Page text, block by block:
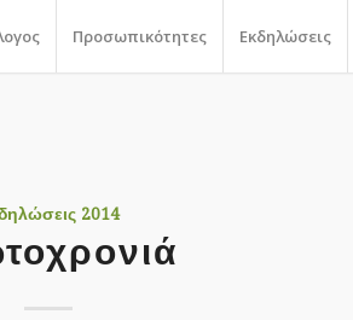
Προσωπικότητες Εκδηλώσεις
2014